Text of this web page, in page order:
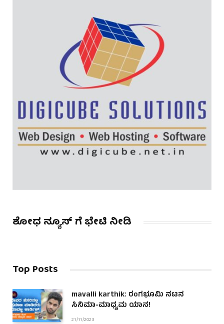
ಶೋಧ ನ್ಯೂಸ್ ಗೆ ಭೇಟಿ ನೀಡಿ
Top Posts
mavalli karthik: ರಂಗಭೂಮಿ ನಟನ
ಸಿನಿಮಾ-ಮಾಧ್ಯಮ ಯಾನ!
21/11/2023